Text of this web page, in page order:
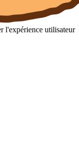
l'expérience utilisateur